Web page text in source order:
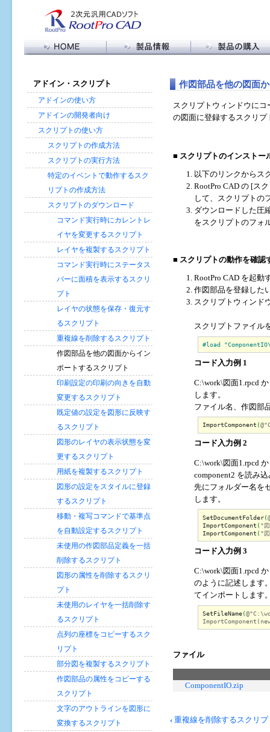
バージョン情報
動作環境
販売代理店の皆様へ
コ
ツ
に
アドイン・スクリプト
アドインの使い方
アドインの開発者向け
スクリプトの使い方
スクリプトの作成方法
スクリプトの実行方法
特定のイベントで動作するスク
リプトの作成方法
スクリプトのダウンロード
コマンド実行時にカレントレ
イヤを変更するスクリプト
レイヤを複製するスクリプト
コマンド実行時にステータス
バーに面積を表示するスクリ
プト
レイヤの状態を保存・復元す
るスクリプト
重複線を削除するスクリプト
作図部品を他の図面からイン
ポートするスクリプト
印刷設定の印刷の向きを自動
変更するスクリプト
既定値の設定を図形に反映す
るスクリプト
図形のレイヤの表示状態を変
更するスクリプト
用紙を複製するスクリプト
図形の設定をスタイルに登録
するスクリプト
移動・複写コマンドで基準点
を自動設定するスクリプト
未使用の作図部品定義を一括
削除するスクリプト
図形の属性を削除するスクリ
プト
未使用のレイヤを一括削除す
るスクリプト
点列の座標をコピーするスク
リプト
部分図を複製するスクリプト
作図部品の属性をコピーする
スクリプト
文字のアウトラインを図形に
変換するスクリプト
作図部品を他の図面
スクリプトウィンドウに
の図面に登録するスクリ
■ スクリプトのインストー
以下のリンクからス
RootPro CAD の [ス
して、スクリプトの
ダウンロードした圧
をスクリプトのフォ
■ スクリプトの動作を確認
RootPro CAD を起動
作図部品を登録した
スクリプトウィンド
スクリプトファイル
#load
コード入力例 1
C:\work\図面1.rpcd
します。
ファイル名、作図部
ImportComponent (
コード入力例 2
C:\work\図面1.rpcd
component2 を読み
先にフォルダー名を
します。
SetDocumentFolder(
ImportComponent ("
ImportComponent ("
コード入力例 3
C:\work\図面1.rpcd
のように記述します
てインポートします
SetFileName(
ファイル
ComponentIO.zip
ブ
‹重複線を削除するスクリプ